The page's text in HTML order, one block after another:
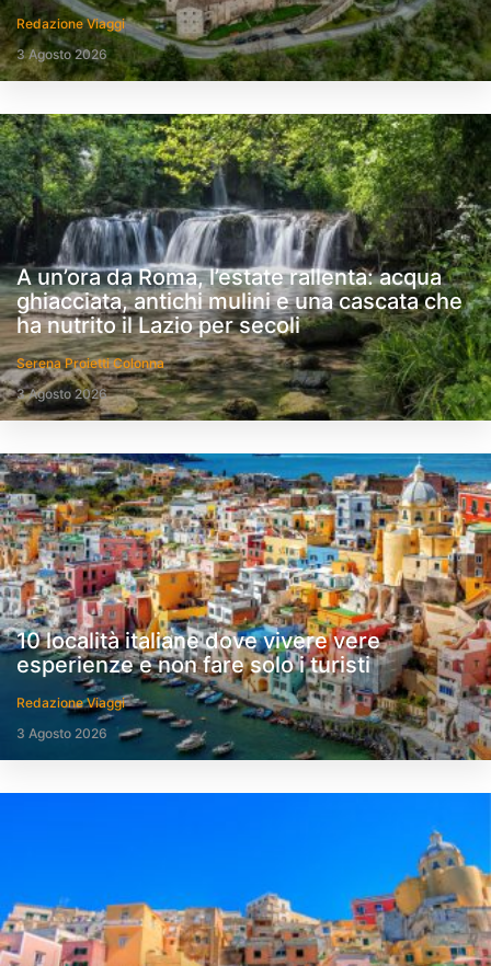
Redazione Viaggi
3 Agosto 2026
A un’ora da Roma, l’estate rallenta: acqua
ghiacciata, antichi mulini e una cascata che
ha nutrito il Lazio per secoli
Serena Proietti Colonna
3 Agosto 2026
10 località italiane dove vivere vere
esperienze e non fare solo i turisti
Redazione Viaggi
3 Agosto 2026